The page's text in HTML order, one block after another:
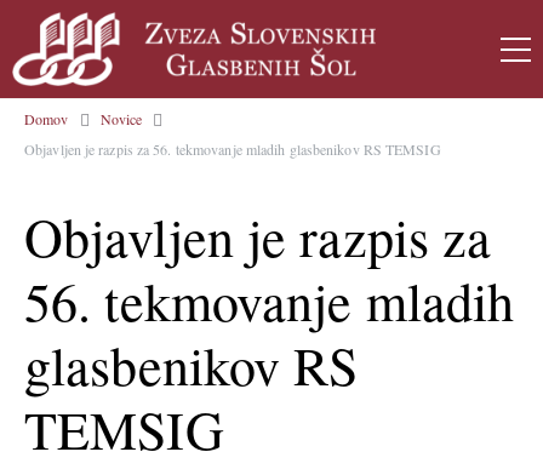
Domov
Novice
Objavljen je razpis za 56. tekmovanje mladih glasbenikov RS TEMSIG
Objavljen je razpis za
56. tekmovanje mladih
glasbenikov RS
TEMSIG